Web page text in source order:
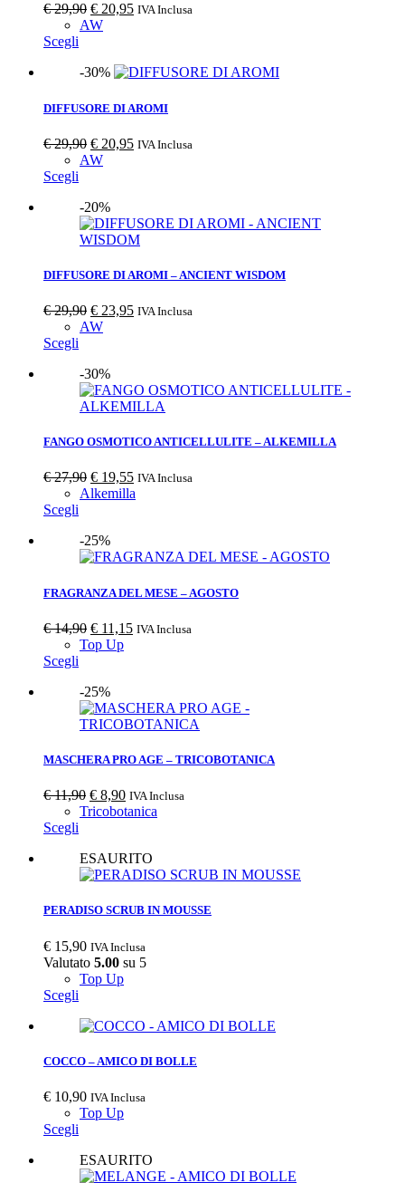
€29,90 € 20,95 IVA Inclusa
AW
Scegli
-30%
DIFFUSORE DI AROMI
€29,90 € 20,95 IVA Inclusa
AW
Scegli
-20%
DIFFUSORE DI AROMI – ANCIENT WISDOM
€29,90 € 23,95 IVA Inclusa
AW
Scegli
-30%
FANGO OSMOTICO ANTICELLULITE – ALKEMILLA
€27,90 € 19,55 IVA Inclusa
Alkemilla
Scegli
-25%
FRAGRANZA DEL MESE – AGOSTO
€14,90 € 11,15 IVA Inclusa
Top Up
Scegli
-25%
MASCHERA PRO AGE – TRICOBOTANICA
€11,90 € 8,90 IVA Inclusa
Tricobotanica
Scegli
ESAURITO
PERADISO SCRUB IN MOUSSE
€ 15,90 IVA Inclusa
Valutato 5.00 su 5
Top Up
Scegli
COCCO – AMICO DI BOLLE
€ 10,90 IVA Inclusa
Top Up
Scegli
ESAURITO